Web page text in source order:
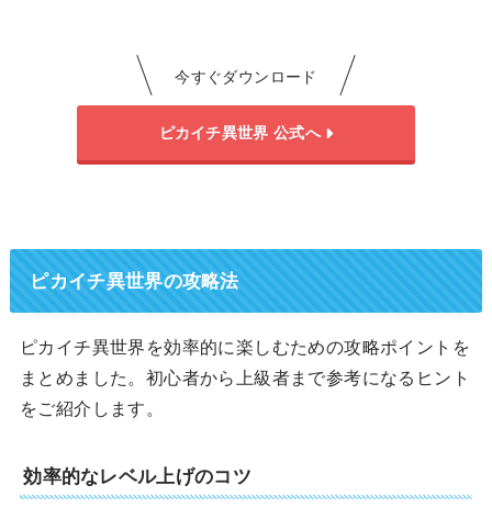
今すぐダウンロード
ピカイチ異世界 公式へ
ピカイチ異世界の攻略法
ピカイチ異世界を効率的に楽しむための攻略ポイントを
まとめました。初心者から上級者まで参考になるヒント
をご紹介します。
効率的なレベル上げのコツ